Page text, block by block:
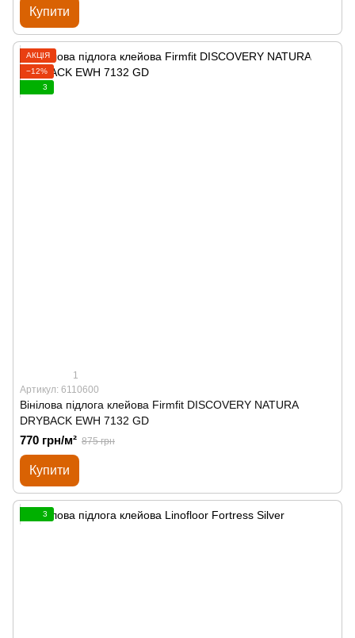
Купити
АКЦІЯ
−12%
3
1
Артикул: 6110600
Вінілова підлога клейова Firmfit DISCOVERY NATURA
DRYBACK EWH 7132 GD
770 грн/м² 875 грн
Купити
3